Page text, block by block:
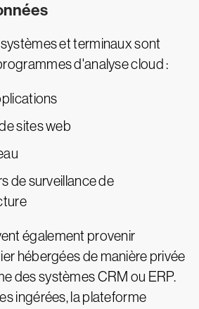
et terminaux sont
d'analyse cloud :
sites web
de surveillance de
également provenir
hébergées de manière privée
des systèmes CRM ou ERP.
ingérées, la plateforme